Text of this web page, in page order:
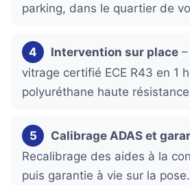
parking, dans le quartier de
4 Intervention sur place
vitrage certifié ECE R43 en 1
polyuréthane haute
5 Calibrage ADAS et
Recalibrage des aides à la
puis garantie à vie sur la pose.